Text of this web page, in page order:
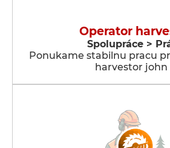
Operator
Spolupráce >
Ponukame stabilnu pracu
harvestor john